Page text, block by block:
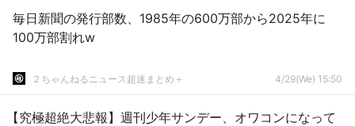
毎日新聞の発行部数、1985年の600万部から2025年に
100万部割れw
２ちゃんねるニュース超速まとめ＋ 4/29(We) 15:50
【究極超絶大悲報】週刊少年サンデー、オワコンになって